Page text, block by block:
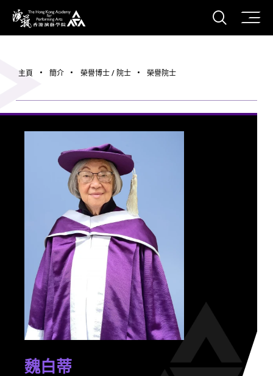
香港演藝學院
打開
主頁 簡介 榮譽博士 / 院士 榮譽院士
魏白蒂